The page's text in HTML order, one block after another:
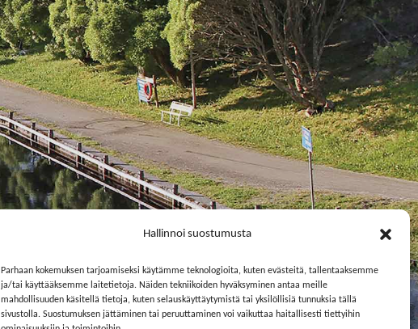
Hallinnoi suostumusta
Parhaan kokemuksen tarjoamiseksi käytämme teknologioita, kuten evästeitä, tallentaaksemme
ja/tai käyttääksemme laitetietoja. Näiden tekniikoiden hyväksyminen antaa meille
mahdollisuuden käsitellä tietoja, kuten selauskäyttäytymistä tai yksilöllisiä tunnuksia tällä
sivustolla. Suostumuksen jättäminen tai peruuttaminen voi vaikuttaa haitallisesti tiettyihin